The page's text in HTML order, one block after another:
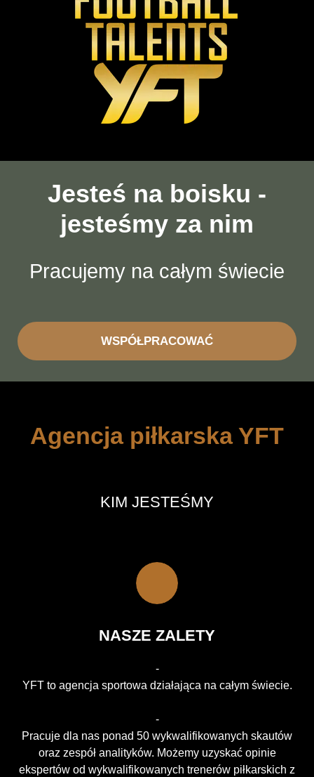
Jesteś na boisku -
jesteśmy za nim
Pracujemy na całym świecie
WSPÓŁPRACOWAĆ
Agencja piłkarska YFT
KIM JESTEŚMY
NASZE ZALETY
-
YFT to agencja sportowa działająca na całym świecie.
-
Pracuje dla nas ponad 50 wykwalifikowanych skautów
oraz zespół analityków. Możemy uzyskać opinie
ekspertów od wykwalifikowanych trenerów piłkarskich z